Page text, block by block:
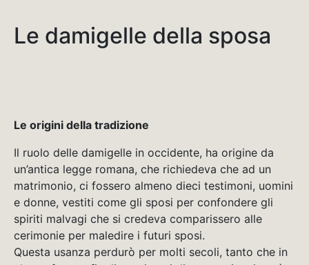
Le damigelle della sposa
Le origini della tradizione
Il ruolo delle damigelle in occidente, ha origine da
un’antica legge romana, che richiedeva che ad un
matrimonio, ci fossero almeno dieci testimoni, uomini
e donne, vestiti come gli sposi per confondere gli
spiriti malvagi che si credeva comparissero alle
cerimonie per maledire i futuri sposi.
Questa usanza perdurò per molti secoli, tanto che in